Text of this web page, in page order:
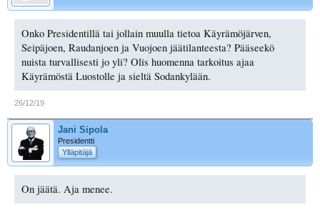
Onko Presidentillä tai jollain muulla tietoa Käyrämöjärven,
Seipäjoen, Raudanjoen ja Vuojoen jäätilanteesta? Pääseekö
nuista turvallisesti jo yli? Olis huomenna tarkoitus ajaa
Käyrämöstä Luostolle ja sieltä Sodankylään.
26/12/19
Jani Sipola
Presidentti
Ylläpitäjä
On jäätä. Aja menee.